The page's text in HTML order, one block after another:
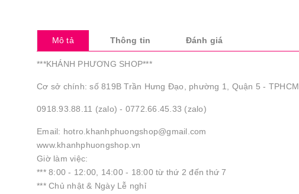
Mô tả Thông tin Đánh giá
***KHÁNH PHƯƠNG SHOP***
Cơ sở chính: số 819B Trần Hưng Đạo, phường 1, Quận 5 - TPHCM
0918.93.88.11 (zalo) - 0772.66.45.33 (zalo)
Email: hotro.khanhphuongshop@gmail.com
www.khanhphuongshop.vn
Giờ làm việc:
*** 8:00 - 12:00, 14:00 - 18:00 từ thứ 2 đến thứ 7
*** Chủ nhật & Ngày Lễ nghỉ